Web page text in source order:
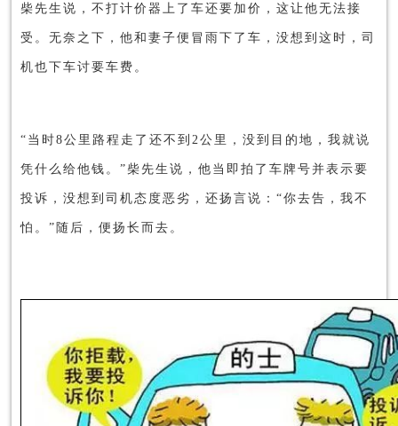
柴先生说，不打计价器上了车还要加价，这让他无法接
受。无奈之下，他和妻子便冒雨下了车，没想到这时，司
机也下车讨要车费。
“当时8公里路程走了还不到2公里，没到目的地，我就说
凭什么给他钱。”柴先生说，他当即拍了车牌号并表示要
投诉，没想到司机态度恶劣，还扬言说：“你去告，我不
怕。”随后，便扬长而去。